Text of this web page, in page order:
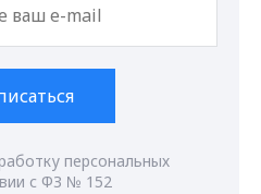
персональных
с ФЗ № 152